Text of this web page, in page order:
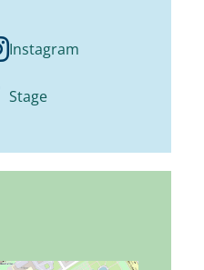
Instagram
Stage